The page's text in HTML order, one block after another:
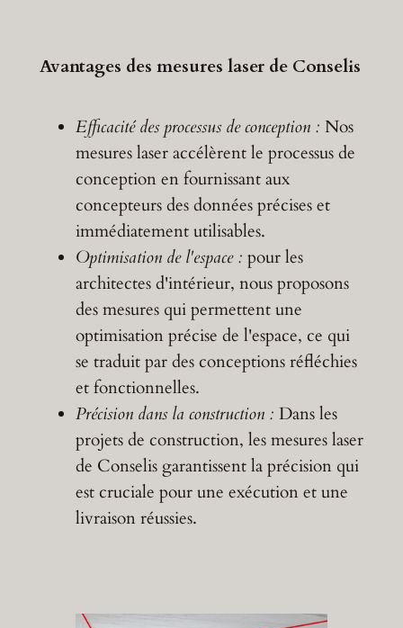
Avantages des mesures laser de Conselis
Efficacité des processus de conception : Nos
mesures laser accélèrent le processus de
conception en fournissant aux
concepteurs des données précises et
immédiatement utilisables.
Optimisation de l'espace : pour les
architectes d'intérieur, nous proposons
des mesures qui permettent une
optimisation précise de l'espace, ce qui
se traduit par des conceptions réfléchies
et fonctionnelles.
Précision dans la construction : Dans les
projets de construction, les mesures laser
de Conselis garantissent la précision qui
est cruciale pour une exécution et une
livraison réussies.